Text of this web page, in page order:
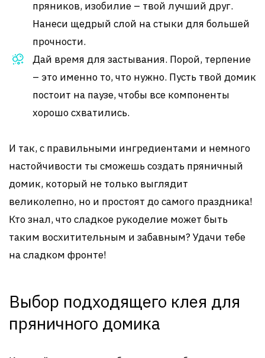
пряников, изобилие – твой лучший друг.
Нанеси щедрый слой на стыки для большей
прочности.
Дай время для застывания. Порой, терпение
– это именно то, что нужно. Пусть твой домик
постоит на паузе, чтобы все компоненты
хорошо схватились.
И так, с правильными ингредиентами и немного
настойчивости ты сможешь создать пряничный
домик, который не только выглядит
великолепно, но и простоят до самого праздника!
Кто знал, что сладкое рукоделие может быть
таким восхитительным и забавным? Удачи тебе
на сладком фронте!
Выбор подходящего клея для
пряничного домика